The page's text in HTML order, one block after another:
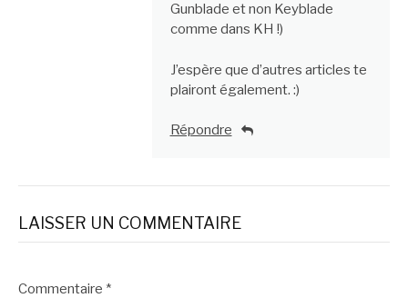
Gunblade et non Keyblade
comme dans KH !)
J’espère que d’autres articles te
plairont également. :)
Répondre
LAISSER UN COMMENTAIRE
Commentaire *